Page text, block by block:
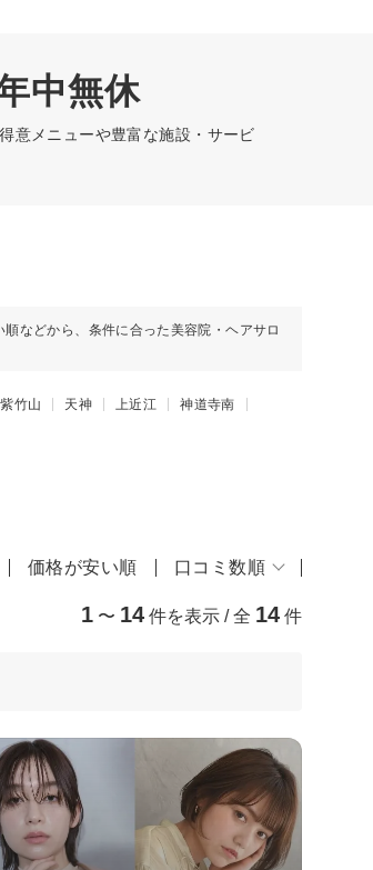
中無休
意メニューや豊富な施設・サービ
などから、条件に合った美容院・ヘアサロ
紫竹山 天神 上近江
神道寺南
価格が安い順 口コミ数順
1 〜 14 件を表示 / 全 14 件